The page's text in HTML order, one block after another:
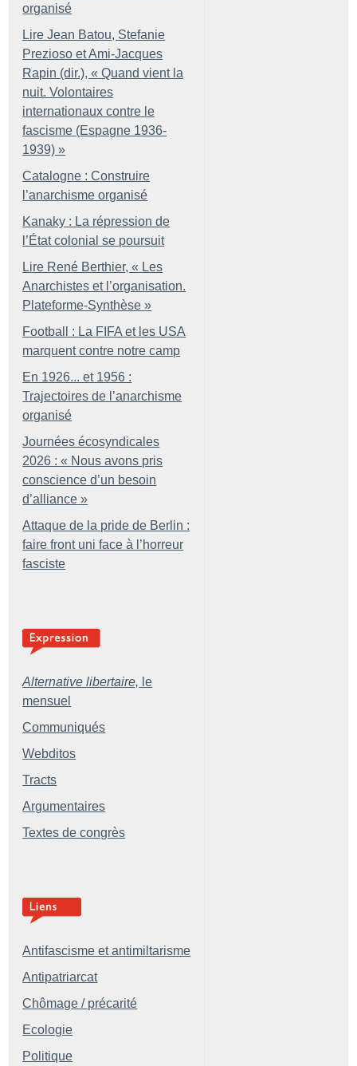
organisé
Lire Jean Batou, Stefanie
Prezioso et Ami-Jacques
Rapin (dir.), « Quand vient la
nuit. Volontaires
internationaux contre le
fascisme (Espagne 1936-
1939) »
Catalogne : Construire
l’anarchisme organisé
Kanaky : La répression de
l’État colonial se poursuit
Lire René Berthier, « Les
Anarchistes et l’organisation.
Plateforme-Synthèse »
Football : La FIFA et les USA
marquent contre notre camp
En 1926... et 1956 :
Trajectoires de l’anarchisme
organisé
Journées écosyndicales
2026 : « Nous avons pris
conscience d’un besoin
d’alliance »
Attaque de la pride de Berlin :
faire front uni face à l’horreur
fasciste
Alternative libertaire, le
mensuel
Communiqués
Webditos
Tracts
Argumentaires
Textes de congrès
Antifascisme et antimiltarisme
Antipatriarcat
Chômage / précarité
Ecologie
Politique